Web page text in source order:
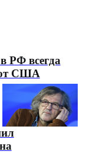
РФ всегда
от США